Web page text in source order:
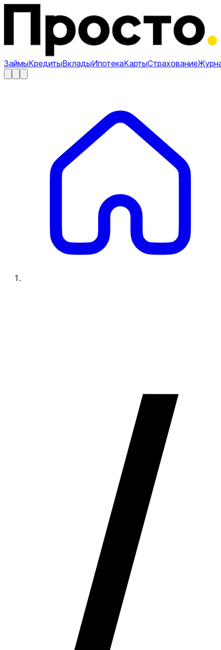
ЗаймыКредитыВкладыИпотекаКартыСтрахование